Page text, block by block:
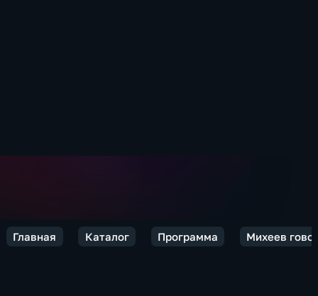
Главная Каталог Программа Михеев